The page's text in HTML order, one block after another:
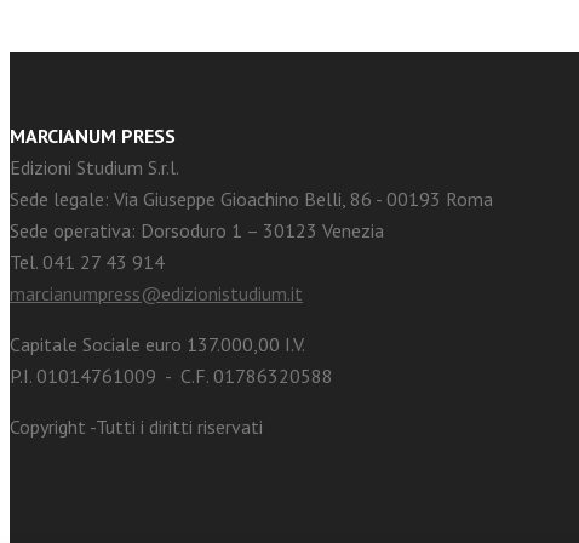
MARCIANUM PRESS
Edizioni Studium S.r.l.
Sede legale: Via Giuseppe Gioachino Belli, 86 - 00193 Roma
Sede operativa: Dorsoduro 1 – 30123 Venezia
Tel. 041 27 43 914
marcianumpress@edizionistudium.it
Capitale Sociale euro 137.000,00 I.V.
P.I. 01014761009 - C.F. 01786320588
Copyright -Tutti i diritti riservati